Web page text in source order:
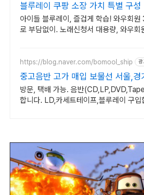
블루레이 쿠팡 소장 가치 특별 구성
아이들 블루레이, 즐겁게 학습! 와우회
로 부담없이. 노래신청서 대용량, 와우회
https://blog.naver.com/bomool_ship 광
중고음반 고가 매입 보물선 서울,경
가능
방문, 택배 가능. 음반(CD,LP,DVD,Tape)을 고가에 매입
합니다. LD,카세트테이프,블루레이 구입